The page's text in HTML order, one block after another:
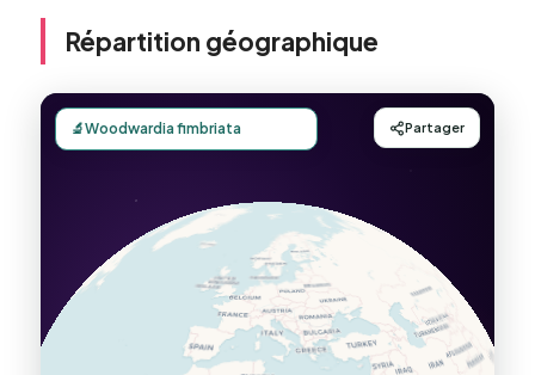
Répartition géographique